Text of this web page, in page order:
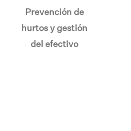
Prevención de
hurtos y gestión
del efectivo